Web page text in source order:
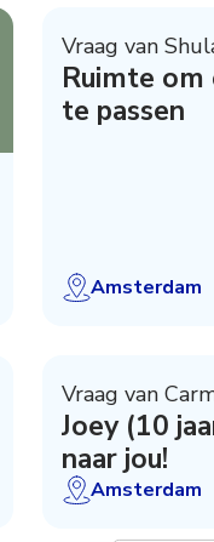
Vraag van
Ruimte om
te passen
Amsterdam
Vraag van
Joey (10
naar jou!
Amsterdam